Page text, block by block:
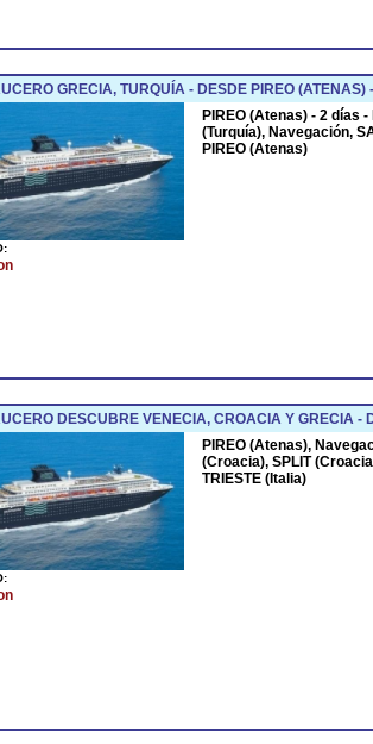
GRECIA, TURQUÍA - DESDE PIREO (ATENAS)
PIREO (Atenas) - 2 días
(Turquía), Navegación,
PIREO (Atenas)
DESCUBRE VENECIA, CROACIA Y GRECIA -
PIREO (Atenas),
(Croacia), SPLIT
TRIESTE (Italia)